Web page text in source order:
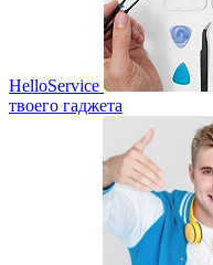
HelloService
твоего гаджета